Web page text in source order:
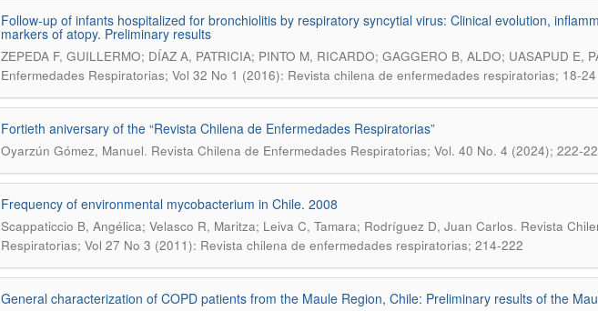
Follow-up of infants hospitalized for bronchiolitis by respiratory syncytial virus: Clinical evolution,
markers of atopy. Preliminary results
ZEPEDA F, GUILLERMO; DÍAZ A, PATRICIA; PINTO M, RICARDO; GAGGERO B, ALDO; UASAPUD E,
Enfermedades Respiratorias; Vol 32 No 1 (2016): Revista chilena de enfermedades respiratorias; 18-24
Fortieth aniversary of the “Revista Chilena de Enfermedades Respiratorias”
Oyarzún Gómez, Manuel. Revista Chilena de Enfermedades Respiratorias; Vol. 40 No. 4 (2024); 222-
Frequency of environmental mycobacterium in Chile. 2008
Scappaticcio B, Angélica; Velasco R, Maritza; Leiva C, Tamara; Rodríguez D, Juan Carlos. Revista
Respiratorias; Vol 27 No 3 (2011): Revista chilena de enfermedades respiratorias; 214-222
General characterization of COPD patients from the Maule Region, Chile: Preliminary results of the